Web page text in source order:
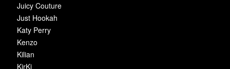
Juicy Couture
Just Hookah
Katy Perry
Kenzo
Kilian
KirKi